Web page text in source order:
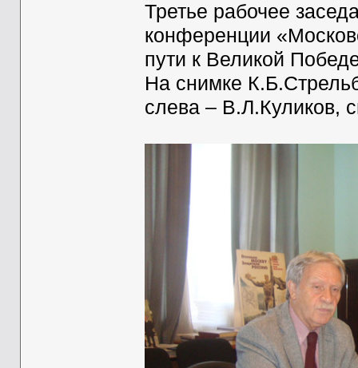
Третье рабочее
конференции
пути к Великой
На снимке
слева – В.Л.Куликов,